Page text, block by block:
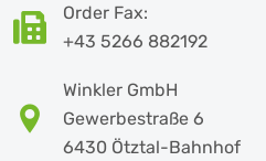
Order Fax:
+43 5266 882192
Winkler GmbH
Gewerbestraße 6
6430 Ötztal-Bahnhof